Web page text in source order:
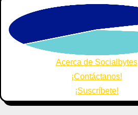
Acerca de Socialbytes
¡Contáctanos!
¡Suscríbete!